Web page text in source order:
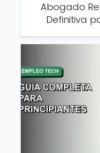
Abogado
Definitiva